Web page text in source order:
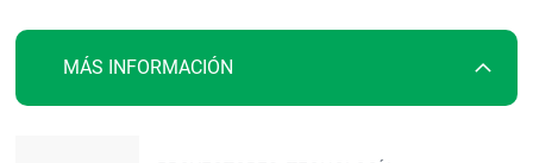
MÁS INFORMACIÓN